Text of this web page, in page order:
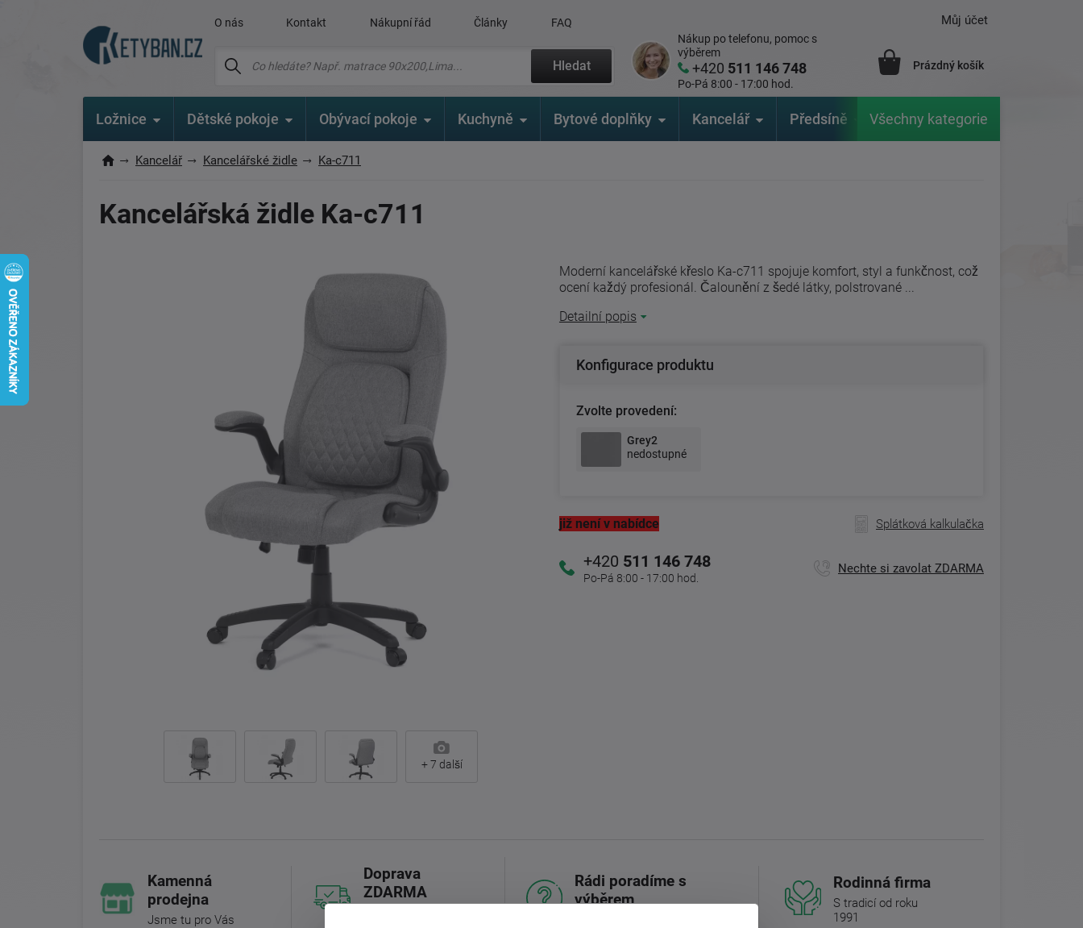
O nás Kontakt Nákupní řád Články FAQ
Hledat
Nákup po telefonu, pomoc s
výběrem
+420 511 146 748
Po-Pá 8:00 - 17:00 hod.
Můj účet
Prázdný košík
Ložnice Dětské pokoje Obývací pokoje Kuchyně Bytové doplňky Kancelář Předsíně Zahrada Značky
Všechny kategorie
Kancelář Kancelářské židle Ka-c711
Kancelářská židle Ka-c711
+7 další
Moderní kancelářské křeslo Ka-c711 spojuje komfort, styl a funkčnost, což
ocení každý profesionál. Čalounění z šedé látky, polstrované ...
Detailní popis
Konfigurace produktu
Zvolte provedení:
Grey2
nedostupné
již není v nabídce Splátková kalkulačka
+420 511 146 748
Po-Pá 8:00 - 17:00 hod.
Nechte si zavolat ZDARMA
Kamenná
prodejna
Jsme tu pro Vás
Doprava
ZDARMA
Rádi poradíme s
výběrem
Rodinná firma
S tradicí od roku
1991